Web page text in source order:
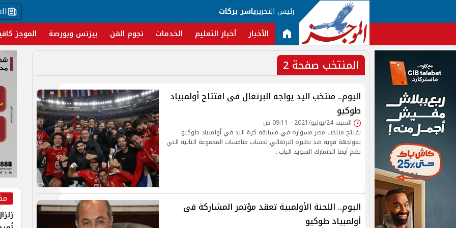
رئيس التحريرياسر بركات
الأخبار أخبار التعليم الخدمات نجوم الفن بيزنس وبورصة الموجز
المنتخب صفحة 2
اليوم.. منتخب اليد يواجه البرتغال فى افتتاح أولمبياد
طوكيو
السبت 24/يوليو/2021 - 09:11 ص
يفتتح منتخب مصر مشواره في مسابقة كرة اليد في أولمبياد طوكيو
بمواجهة قوية ضد نظيره البرتغالي لحساب منافسات المجموعة الثانية التي
تضم أيضا الدنمارك السويد الياب…
اليوم.. اللجنة الأولمبية تعقد مؤتمر المشاركة فى
أولمبياد طوكيو